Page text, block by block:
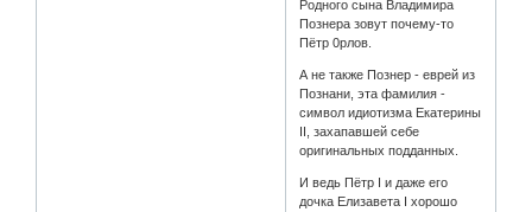
Родного сына Владимира
Познера зовут почему-то
Пётр 0рлов.
А не также Познер - еврей из
Познани, эта фамилия -
символ идиотизма Екатерины
II, захапавшей себе
оригинальных подданных.
И ведь Пётр I и даже его
дочка Елизавета I хорошо